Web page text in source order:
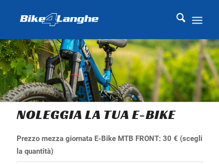
NOLEGGIA LA TUA E-BIKE
Prezzo mezza giornata E-Bike MTB FRONT: 30 € (scegli
la quantità)